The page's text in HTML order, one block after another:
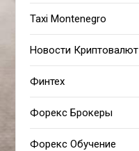
Taxi Montenegro
Новости Криптовалют
Финтех
Форекс Брокеры
Форекс Обучение